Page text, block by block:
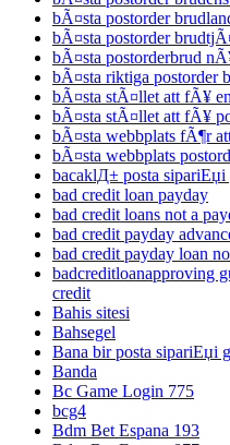
bÃ¤sta postorder
bÃ¤sta postorder
bÃ¤sta postorderbrud
bÃ¤sta riktiga postorder
bÃ¤sta stÃ¤llet att fÃ¥
bÃ¤sta stÃ¤llet att fÃ¥
bÃ¤sta webbplats fÃ¶r
bÃ¤sta webbplats
bacaklД± posta sipariЕџi
bad credit loan payday
bad credit loans not a
bad credit payday
bad credit payday loan
badcreditloanapproving
credit
Bahis sitesi
Bahsegel
Bana bir posta sipariЕџi
Banda
Bc Game Login 775
bcg4
Bdm Bet Espana 193